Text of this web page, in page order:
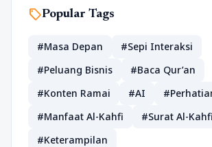
sellPopular Tags
#Masa Depan
#Sepi Interaksi
#Peluang Bisnis
#Baca Qur’an
#Konten Ramai
#AI
#Manfaat Al-Kahfi
#Surat Al-Kahfi
#Keterampilan